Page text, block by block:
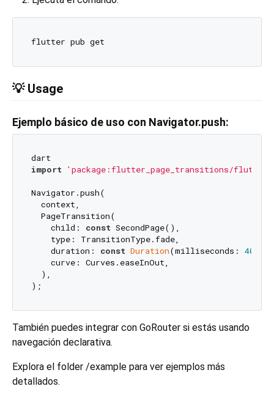
💡 Usage
Ejemplo básico de uso con Navigator.push:
import 'package:flutter_page_transitions/
Navigator.push(
  context,
  PageTransition(
    child:
const SecondPage(),
    type: TransitionType.fade,
    duration:
const Duration(milliseconds: 400
    curve: Curves.easeInOut,
  ),
También puedes integrar con GoRouter si estás usando
navegación declarativa.
Explora el folder /example para ver ejemplos más
detallados.